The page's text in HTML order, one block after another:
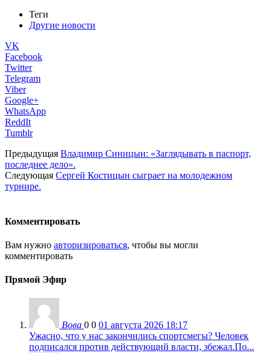
Теги
Другие новости
VK
Facebook
Twitter
Telegram
Viber
Google+
WhatsApp
ReddIt
Tumblr
Предыдущая Владимир Синицын: «Заглядывать в паспорт,
последнее дело».
Следующая Сергей Костицын сыграет на молодежном
турнире.
Комментировать
Вам нужно авторизироваться, чтобы вы могли
комментировать
Прямой Эфир
Вова 0 0 01 августа 2026 18:17
Ужасно, что у нас закончились спортсмегы? Человек
подписался против действующнй власти, збежал.По...